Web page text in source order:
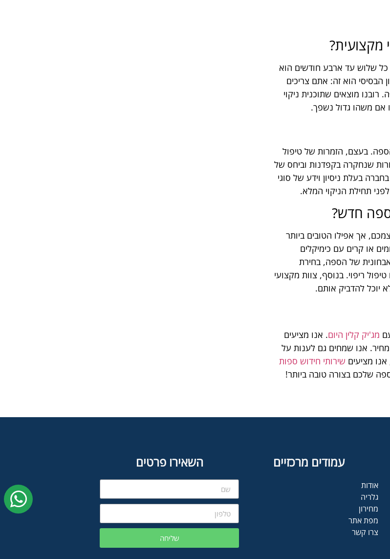
שלוש עד ארבע חודשים הוא
הבסיסי הוא זה: אתם צריכים
מוצאים שתוכנית ניקוי
אם משהו גדול נשפך.
בעצם, הזמרות של טיפול
שנחקרה בקפדנות וביחס של
בעלת ניסיון וידע של סוגי
תחילת הניקוי המלא.
ספה חדש?
אך אפילו הטובים ביותר
או קרים עם כימיקלים
אבחונית של הספה, בחירת
ריפוי. בנוסף, צוות מקצועי
יוכל להדביק אותם.
מג'יק קלין היום. אנו מציעים
אנו שמחים גם לענות על
מציעים שירותי חידוש ספות
שלכם בצורה טובה ביותר!
עמודים מרכזיים
אודות
גלריה
מחירון
מפת אתר
צרו קשר
השאירו פרטים
שליחה